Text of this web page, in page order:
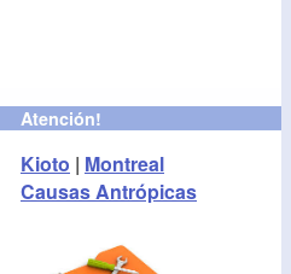
Atención!
Kioto | Montreal
Causas Antrópicas